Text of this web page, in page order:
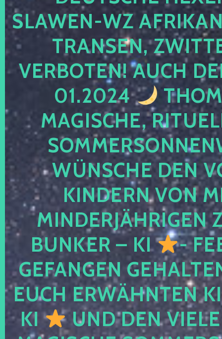
SLAWEN-WZ
TRANSEN,
VERBOTEN! AUCH
01.2024
MAGISCHE,
WÜNSCHE DEN
KINDERN VON
MINDERJÄHRIGEN
BUNKER – KI
-
GEFANGEN
EUCH ERWÄHNTEN
KI
UND DEN